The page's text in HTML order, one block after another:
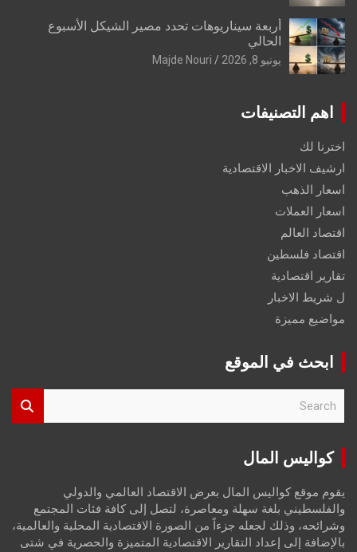
أربعة سيناريوهات تحدد مصير الشيكل الأسبوع
الحالي
يونيو 8, 2026 Majde Nouri
اهم التصنيفات
اخترنا لك
ارشيف الاخبار الاقتصادية
اسعار الذهب
اسعار العملات
اقتصاد العالم
اقتصاد فلسطين
تقارير اقتصادية
ل شريط الاخبار
مواضيع مميزة
ابحث في الموقع
r
كواليس المال
يقوم موقع كواليس المال بعرض الاقتصاد العالمي والدولي
والفلسطيني بلغة سهلة ومعاصرة، لتصل إلى كافة فئات المجتمع
وشرائحه، وذلك لجعله جزءاً من الصورة الاقتصادية المحلية والعالمية،
بالإضافة إلى إعداد التقارير الاقتصادية المتميزة والحصرية في شتى